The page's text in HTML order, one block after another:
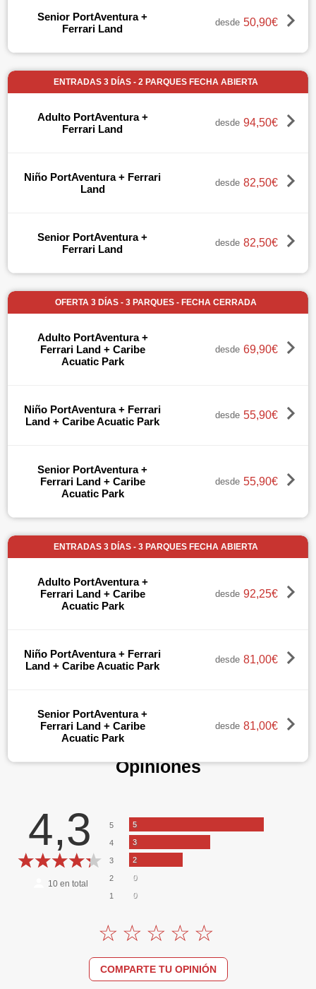
Senior PortAventura +
Ferrari Land
desde 50,90€
ENTRADAS 3 DÍAS - 2 PARQUES FECHA ABIERTA
Adulto PortAventura +
Ferrari Land
desde 94,50€
Niño PortAventura + Ferrari
Land
desde 82,50€
Senior PortAventura +
Ferrari Land
desde 82,50€
OFERTA 3 DÍAS - 3 PARQUES - FECHA CERRADA
Adulto PortAventura +
Ferrari Land + Caribe
Acuatic Park
desde 69,90€
Niño PortAventura + Ferrari
Land + Caribe Acuatic Park
desde 55,90€
Senior PortAventura +
Ferrari Land + Caribe
Acuatic Park
desde 55,90€
ENTRADAS 3 DÍAS - 3 PARQUES FECHA ABIERTA
Adulto PortAventura +
Ferrari Land + Caribe
Acuatic Park
desde 92,25€
Niño PortAventura + Ferrari
Land + Caribe Acuatic Park
desde 81,00€
Senior PortAventura +
Ferrari Land + Caribe
Acuatic Park
desde 81,00€
Opiniones
4,3
10 en total
5 5
4 3
3 2
2 0
1 0
COMPARTE TU OPINIÓN